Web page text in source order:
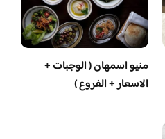
منيو اسمهان ( الوجبات +
الاسعار + الفروع )